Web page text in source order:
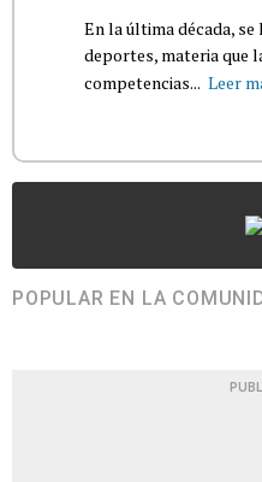
En la última década, se
deportes, materia que
competencias... Leer
POPULAR EN LA